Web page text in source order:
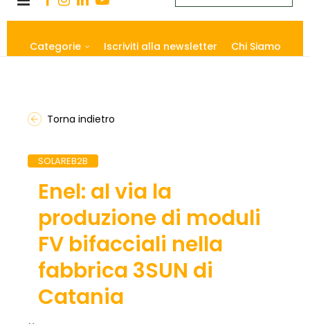
Categorie Iscriviti alla newsletter Chi Siamo
Torna indietro
SOLAREB2B
Enel: al via la
produzione di moduli
FV bifacciali nella
fabbrica 3SUN di
Catania